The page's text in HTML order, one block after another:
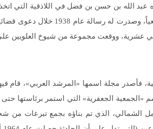
حتى استقر حفيده عبد الله بن حسن بن فضل في اللاذقية
باسم الشريف عبد الله آل الفضل “الحسيني”، حيث بدأ
عشرية، ووقعت مجموعة من شيوخ العلويين
فأصدر مجلة اسمها «المرشد العربي»، قام
الشمالي، الذي تم بناؤه بجمع تبرعات من